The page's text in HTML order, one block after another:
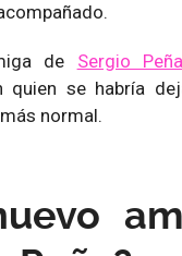
de Sergio Peña
quien se habría
normal.